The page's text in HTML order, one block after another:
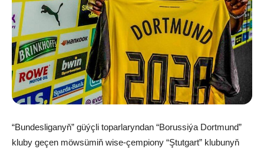
“Bundesliganyň” güýçli toparlaryndan “Borussiýa Dortmund”
kluby geçen möwsümiň wise-çempiony “Ştutgart” klubunyň